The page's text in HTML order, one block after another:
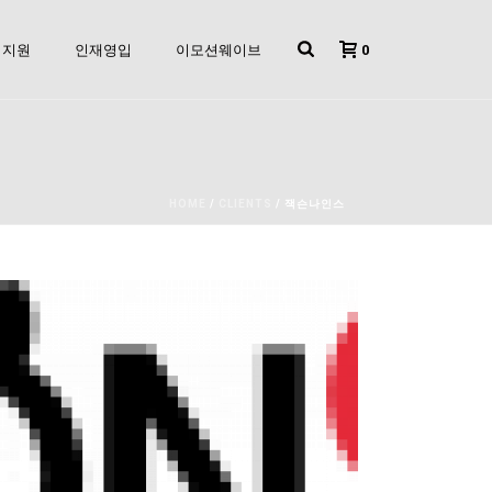
지원 인재영입 이모션웨이브 0
/ / 잭슨나인스